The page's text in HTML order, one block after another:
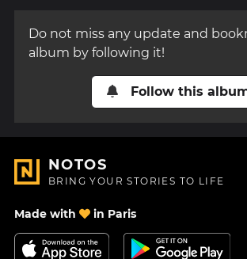
Do not miss any update and
album by following it!
Follow this
NOTOS
BRING YOUR STORIES TO LIFE
Made with in Paris